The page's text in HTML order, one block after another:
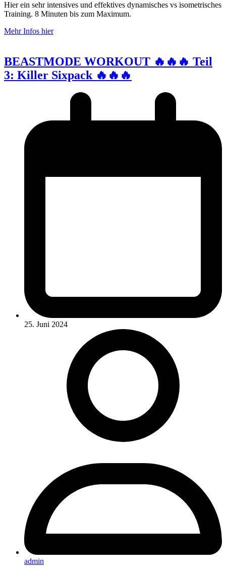
Hier ein sehr intensives und effektives dynamisches vs isometrisches
Training. 8 Minuten bis zum Maximum.
Mehr Infos hier
BEASTMODE WORKOUT 🔥🔥🔥 Teil
3: Killer Sixpack 🔥🔥🔥
25. Juni 2024
admin